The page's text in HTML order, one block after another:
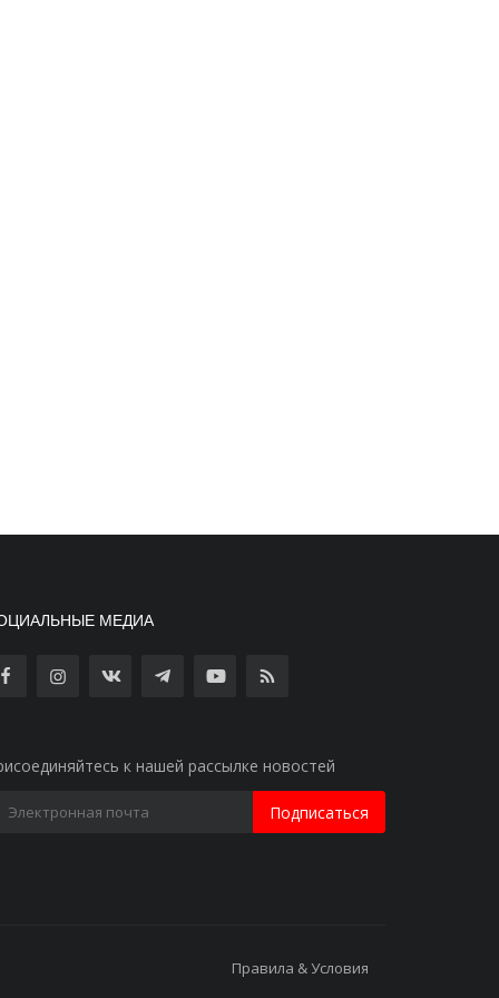
МЕДИА
к нашей рассылке новостей
Подписаться
Правила & Условия